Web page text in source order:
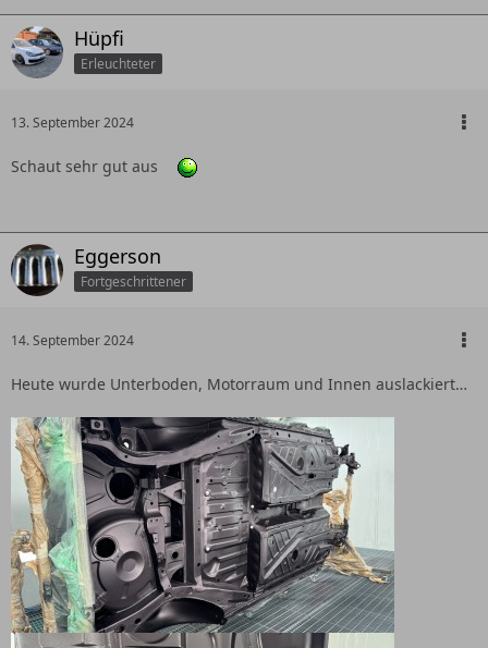
Hüpfi
Erleuchteter
13. September 2024
Schaut sehr gut aus
Eggerson
Fortgeschrittener
14. September 2024
Heute wurde Unterboden, Motorraum und Innen auslackiert…